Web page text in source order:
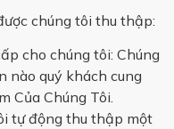
chúng tôi thu thập:
cho chúng tôi: Chúng
quý khách cung
Của Chúng Tôi.
tự động thu thập một